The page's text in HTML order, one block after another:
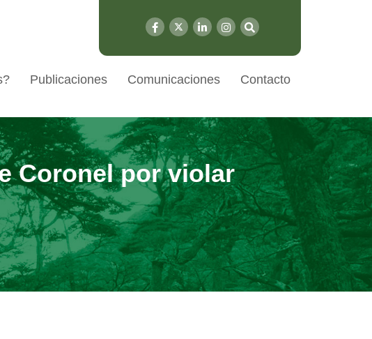
Publicaciones Comunicaciones Contacto
Coronel por violar